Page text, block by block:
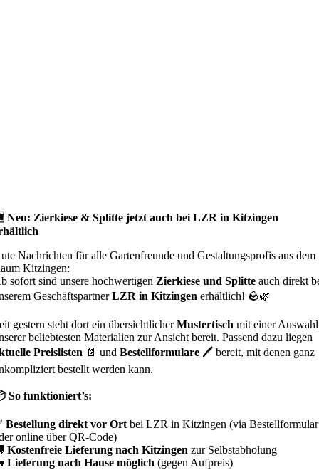
Neu: Zierkiese & Splitte jetzt auch bei LZR in Kitzingen
Nachrichten für alle Gartenfreunde und Gestaltungsprofis aus dem
Kitzingen:
sofort sind unsere hochwertigen Zierkiese und Splitte auch direkt
GeschäftspartnerLZR in Kitzingen erhältlich! 🪨🌿
gestern steht dort ein übersichtlicherMustertisch mit einer Auswahl
beliebtesten Materialien zur Ansicht bereit. Passend dazu liegen
Preislisten 📄 undBestellformulare 🖊️ bereit, mit denen ganz
bestellt werden kann.
So funktioniert’s:
Bestellung direkt vor Ort bei LZR in Kitzingen (via Bestellformular
online über QR-Code)
Kostenfreie Lieferung nach Kitzingen zur Selbstabholung
Lieferung nach Hause möglich (gegen Aufpreis)